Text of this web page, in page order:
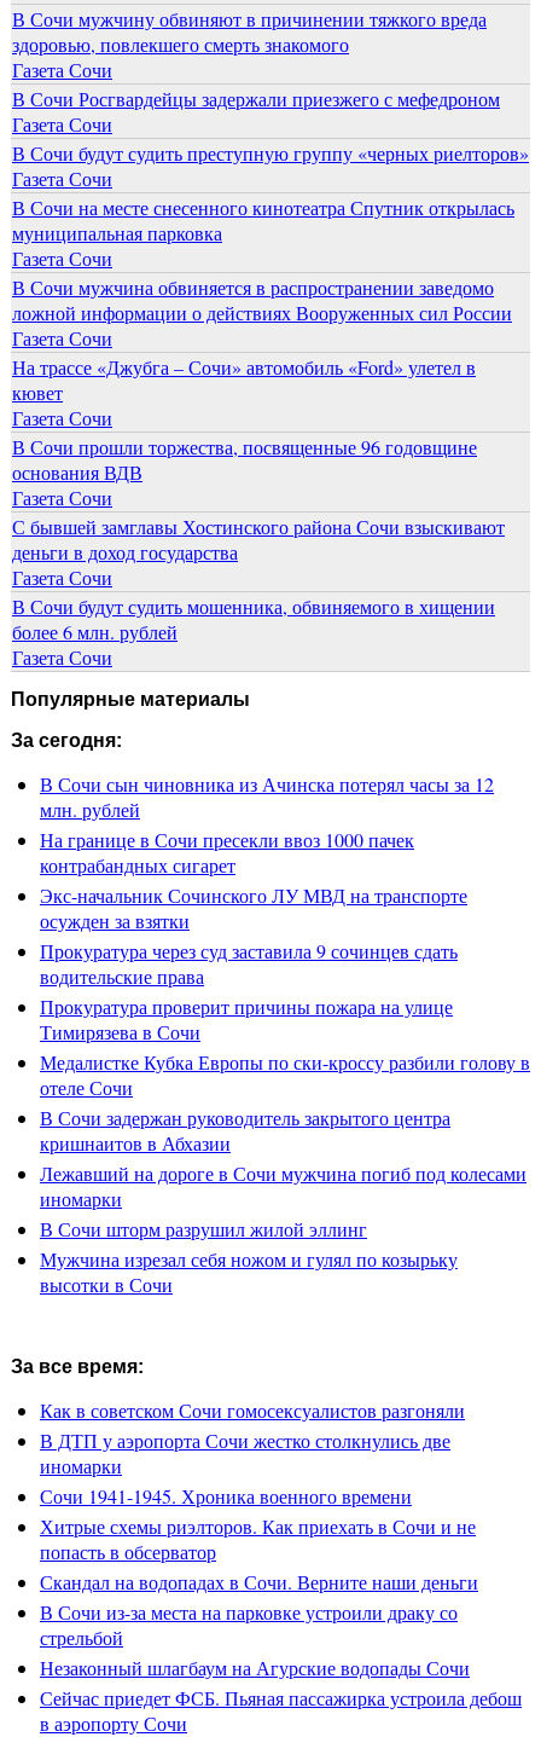
В Сочи мужчину обвиняют в причинении тяжкого вреда
здоровью, повлекшего смерть знакомого
Газета Сочи
В Сочи Росгвардейцы задержали приезжего с мефедроном
Газета Сочи
В Сочи будут судить преступную группу «черных риелторов»
Газета Сочи
В Сочи на месте снесенного кинотеатра Спутник открылась
муниципальная парковка
Газета Сочи
В Сочи мужчина обвиняется в распространении заведомо
ложной информации о действиях Вооруженных сил России
Газета Сочи
На трассе «Джубга – Сочи» автомобиль «Ford» улетел в
кювет
Газета Сочи
В Сочи прошли торжества, посвященные 96 годовщине
основания ВДВ
Газета Сочи
С бывшей замглавы Хостинского района Сочи взыскивают
деньги в доход государства
Газета Сочи
В Сочи будут судить мошенника, обвиняемого в хищении
более 6 млн. рублей
Газета Сочи
Популярные материалы
За сегодня:
В Сочи сын чиновника из Ачинска потерял часы за 12
млн. рублей
На границе в Сочи пресекли ввоз 1000 пачек
контрабандных сигарет
Экс-начальник Сочинского ЛУ МВД на транспорте
осужден за взятки
Прокуратура через суд заставила 9 сочинцев сдать
водительские права
Прокуратура проверит причины пожара на улице
Тимирязева в Сочи
Медалистке Кубка Европы по ски-кроссу разбили голову в
отеле Сочи
В Сочи задержан руководитель закрытого центра
кришнаитов в Абхазии
Лежавший на дороге в Сочи мужчина погиб под колесами
иномарки
В Сочи шторм разрушил жилой эллинг
Мужчина изрезал себя ножом и гулял по козырьку
высотки в Сочи
За все время:
Как в советском Сочи гомосексуалистов разгоняли
В ДТП у аэропорта Сочи жестко столкнулись две
иномарки
Сочи 1941-1945. Хроника военного времени
Хитрые схемы риэлторов. Как приехать в Сочи и не
попасть в обсерватор
Скандал на водопадах в Сочи. Верните наши деньги
В Сочи из-за места на парковке устроили драку со
стрельбой
Незаконный шлагбаум на Агурские водопады Сочи
Сейчас приедет ФСБ. Пьяная пассажирка устроила дебош
в аэропорту Сочи